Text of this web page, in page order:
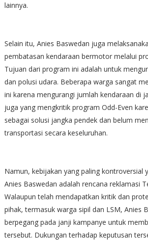
lainnya.
Selain itu, Anies Baswedan juga
pembatasan kendaraan bermotor melalui
Tujuan dari program ini adalah untuk
dan polusi udara. Beberapa warga sangat
ini karena mengurangi jumlah kendaraan di
juga yang mengkritik program Odd-Even
sebagai solusi jangka pendek dan belum
transportasi secara keseluruhan.
Namun, kebijakan yang paling kontroversial
Anies Baswedan adalah rencana reklamasi
Walaupun telah mendapatkan kritik dan
pihak, termasuk warga sipil dan LSM, Anies
berpegang pada janji kampanye untuk
tersebut. Dukungan terhadap keputusan